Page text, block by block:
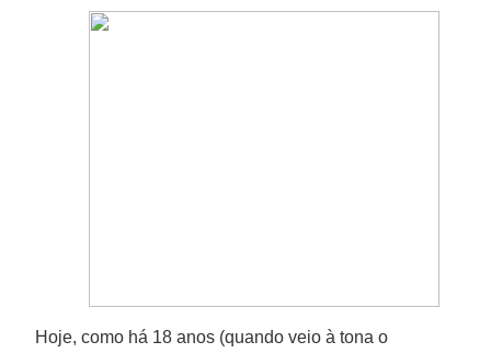
Hoje, como há 18 anos (quando veio à tona o